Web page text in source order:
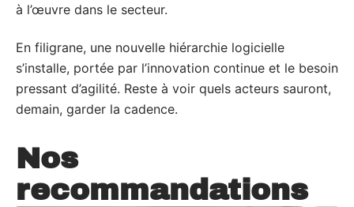
à l’œuvre dans le secteur.
En filigrane, une nouvelle hiérarchie logicielle
s’installe, portée par l’innovation continue et le besoin
pressant d’agilité. Reste à voir quels acteurs sauront,
demain, garder la cadence.
Nos
recommandations